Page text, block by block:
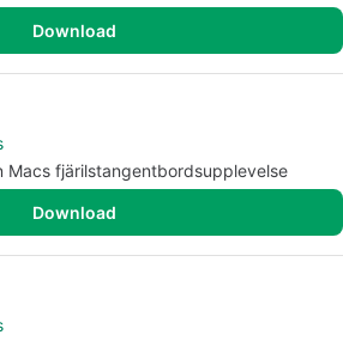
Download
Macs fjärilstangentbordsupplevelse
Download